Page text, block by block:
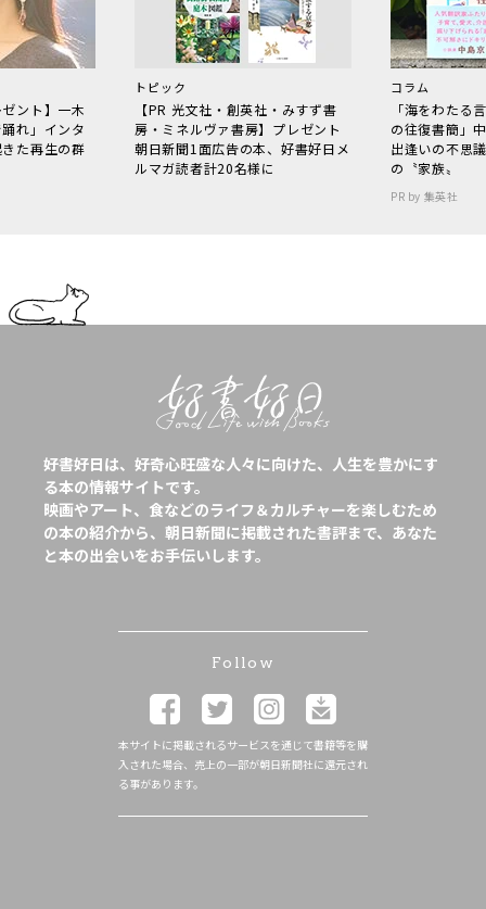
ント】一木
れ」インタ
た再生の群
トピック
【PR 光文社・創英社・みすず書
房・ミネルヴァ書房】プレゼント
朝日新聞1面広告の本、好書好日メ
ルマガ読者計20名様に
コラム
「海をわた
の往復書簡」
出逢いの不思
の〝家族〟
PR by 集英社
好書好日は、好奇心旺盛な人々に向けた、人生を豊かにす
る本の情報サイトです。
映画やアート、食などのライフ＆カルチャーを楽しむため
の本の紹介から、朝日新聞に掲載された書評まで、あなた
と本の出会いをお手伝いします。
Follow
本サイトに掲載されるサービスを通じて書籍等を購
入された場合、売上の一部が朝日新聞社に還元され
る事があります。